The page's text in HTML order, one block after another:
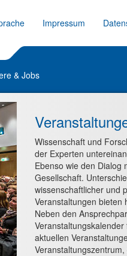
Impressum
& Jobs
Wissenschaft und
der Experten
Ebenso wie den Dialog
Gesellschaft.
wissenschaftlicher und
Veranstaltungen bieten
Neben den
aktuellen